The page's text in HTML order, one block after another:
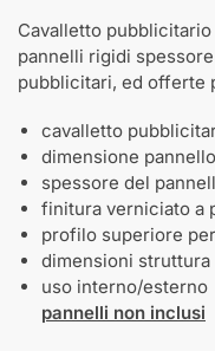
Cavalletto
pannelli rigidi
pubblicitari, ed offerte
cavalletto
dimensione
spessore del
finitura verniciato a
profilo superiore
dimensioni struttura
uso interno/esterno
pannelli non inclusi